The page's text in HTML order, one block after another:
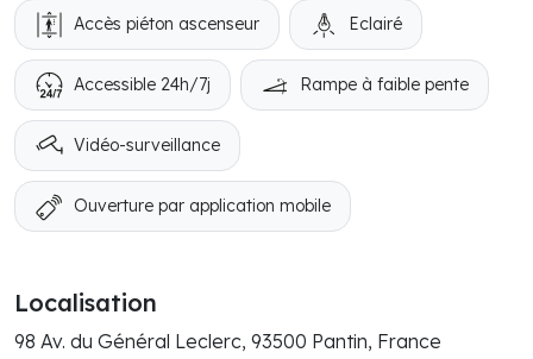
Accès piéton ascenseur Eclairé
Accessible 24h/7j Rampe à faible pente
Vidéo-surveillance
Ouverture par application mobile
Localisation
98 Av. du Général Leclerc, 93500 Pantin, France